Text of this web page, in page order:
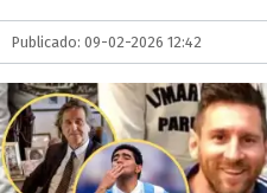
Publicado: 09-02-2026 12:42